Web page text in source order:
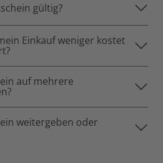
gültig?
Einkauf weniger kostet
auf mehrere
weitergeben oder